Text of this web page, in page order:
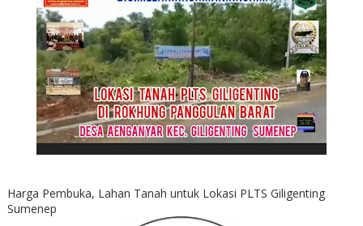
Harga Pembuka, Lahan Tanah untuk Lokasi PLTS Giligenting
Sumenep